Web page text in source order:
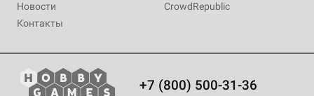
Новости
Контакты
CrowdRepublic
+7 (800) 500-31-36